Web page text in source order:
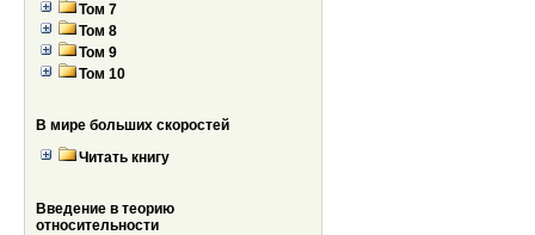
Том 7
Том 8
Том 9
Том 10
В мире больших скоростей
Читать книгу
Введение в теорию
относительности